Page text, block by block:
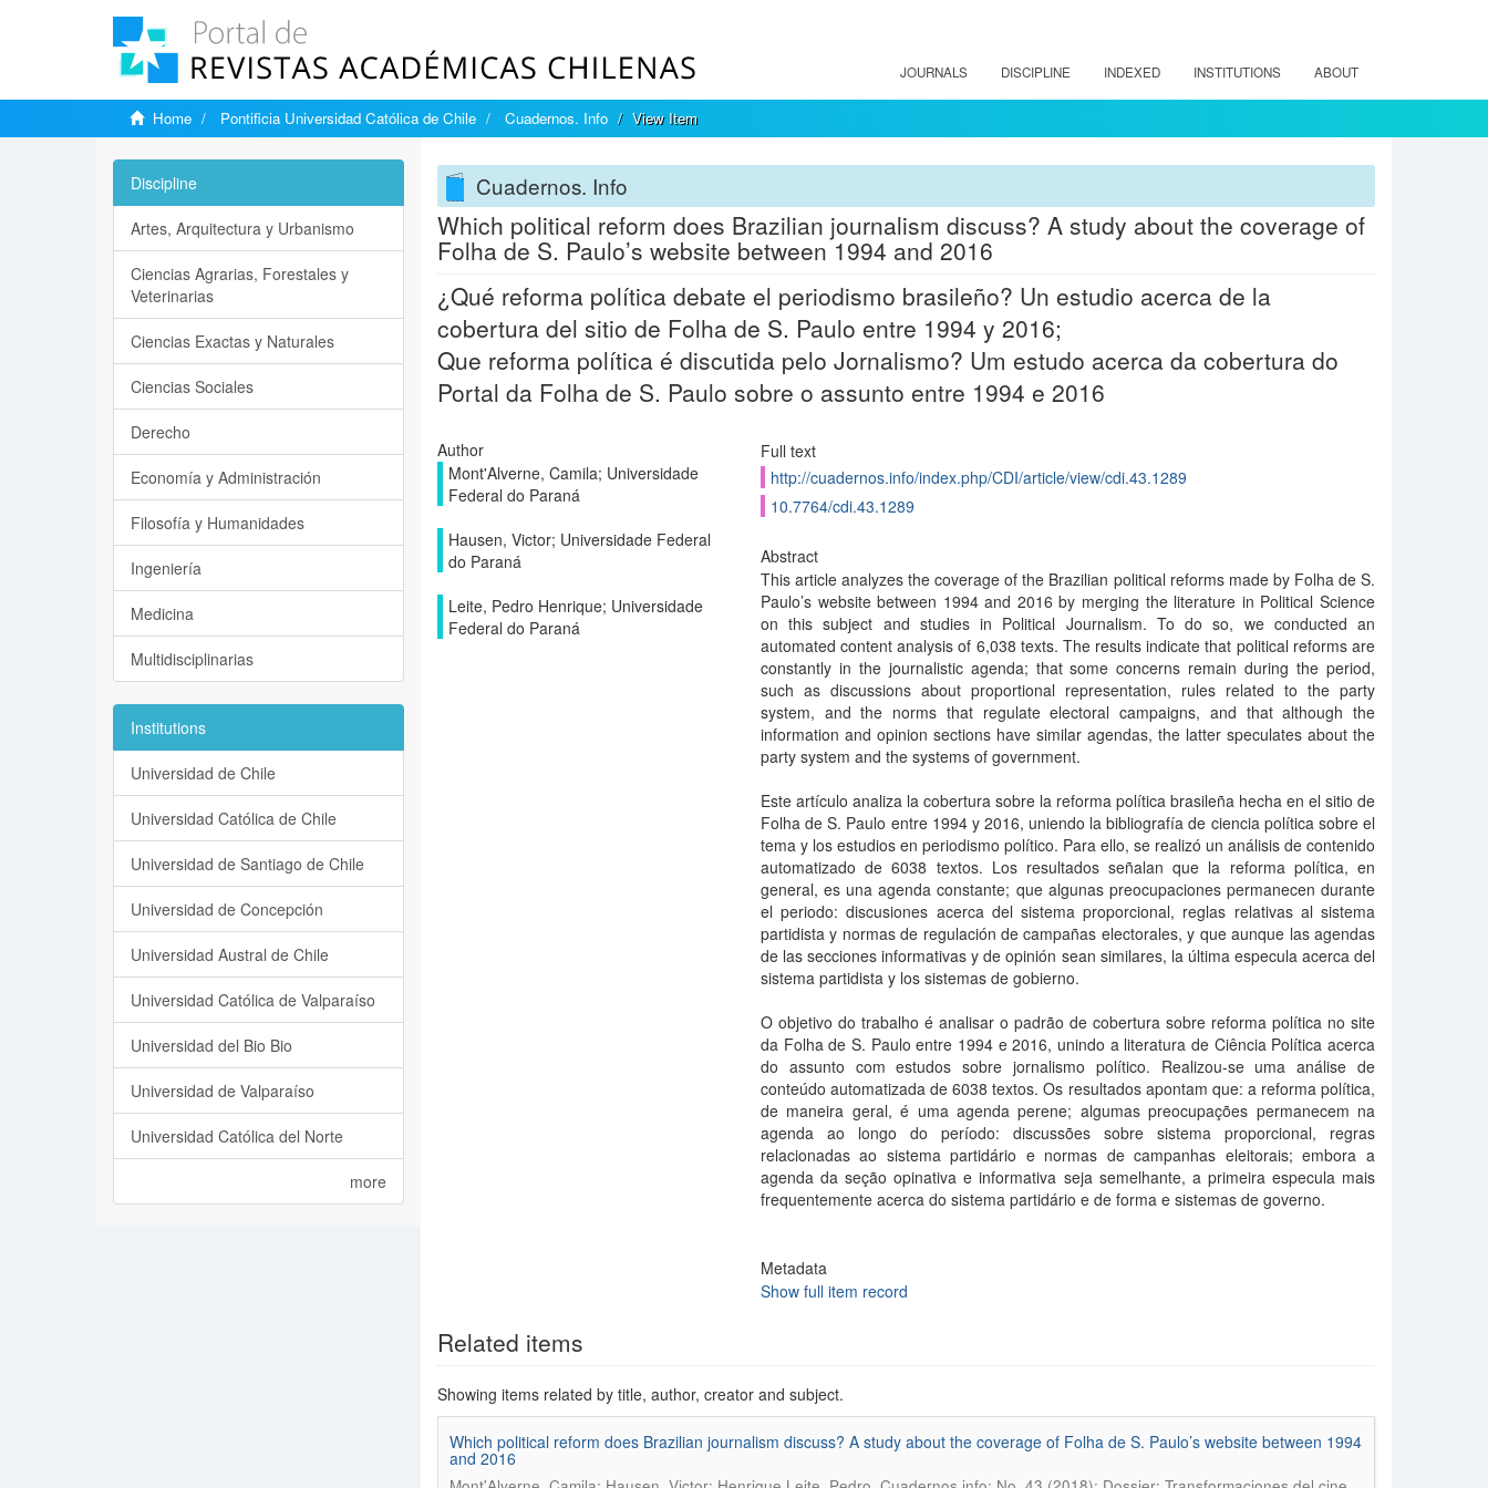
JOURNALS DISCIPLINE INDEXED INSTITUTIONS ABOUT
Home Pontificia Universidad Católica de Chile Cuadernos. Info View Item
Cuadernos. Info
Which political reform does Brazilian journalism discuss? A study about the coverage of
Folha de S. Paulo’s website between 1994 and 2016
¿Qué reforma política debate el periodismo brasileño? Un estudio acerca de la
cobertura del sitio de Folha de S. Paulo entre 1994 y 2016;
Que reforma política é discutida pelo Jornalismo? Um estudo acerca da cobertura do
Portal da Folha de S. Paulo sobre o assunto entre 1994 e 2016
Author
Mont'Alverne, Camila; Universidade
Federal do Paraná
Hausen, Victor; Universidade Federal
do Paraná
Leite, Pedro Henrique; Universidade
Federal do Paraná
Full text
http://cuadernos.info/index.php/CDI/article/view/cdi.43.1289
10.7764/cdi.43.1289
Abstract
This article analyzes the coverage of the Brazilian political reforms made by Folha de S.
Paulo’s website between 1994 and 2016 by merging the literature in Political Science
on this subject and studies in Political Journalism. To do so, we conducted an
automated content analysis of 6,038 texts. The results indicate that political reforms are
constantly in the journalistic agenda; that some concerns remain during the period,
such as discussions about proportional representation, rules related to the party
system, and the norms that regulate electoral campaigns, and that although the
information and opinion sections have similar agendas, the latter speculates about the
party system and the systems of government.
Este artículo analiza la cobertura sobre la reforma política brasileña hecha en el sitio de
Folha de S. Paulo entre 1994 y 2016, uniendo la bibliografía de ciencia política sobre el
tema y los estudios en periodismo político. Para ello, se realizó un análisis de contenido
automatizado de 6038 textos. Los resultados señalan que la reforma política, en
general, es una agenda constante; que algunas preocupaciones permanecen durante
el periodo: discusiones acerca del sistema proporcional, reglas relativas al sistema
partidista y normas de regulación de campañas electorales, y que aunque las agendas
de las secciones informativas y de opinión sean similares, la última especula acerca del
sistema partidista y los sistemas de gobierno.
O objetivo do trabalho é analisar o padrão de cobertura sobre reforma política no site
da Folha de S. Paulo entre 1994 e 2016, unindo a literatura de Ciência Política acerca
do assunto com estudos sobre jornalismo político. Realizou-se uma análise de
conteúdo automatizada de 6038 textos. Os resultados apontam que: a reforma política,
de maneira geral, é uma agenda perene; algumas preocupações permanecem na
agenda ao longo do período: discussões sobre sistema proporcional, regras
relacionadas ao sistema partidário e normas de campanhas eleitorais; embora a
agenda da seção opinativa e informativa seja semelhante, a primeira especula mais
frequentemente acerca do sistema partidário e de forma e sistemas de governo.
Metadata
Show full item record
Related items
Showing items related by title, author, creator and subject.
Which political reform does Brazilian journalism discuss? A study about the coverage of Folha de S. Paulo’s website between 1994
and 2016
Discipline
Artes, Arquitectura y Urbanismo
Ciencias Agrarias, Forestales y
Veterinarias
Ciencias Exactas y Naturales
Ciencias Sociales
Derecho
Economía y Administración
Filosofía y Humanidades
Ingeniería
Medicina
Multidisciplinarias
Institutions
Universidad de Chile
Universidad Católica de Chile
Universidad de Santiago de Chile
Universidad de Concepción
Universidad Austral de Chile
Universidad Católica de Valparaíso
Universidad del Bio Bio
Universidad de Valparaíso
Universidad Católica del Norte
more